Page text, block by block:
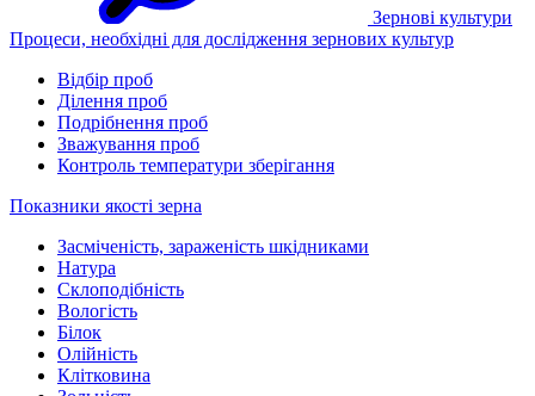
Зернові культури
Процеси, необхідні для дослідження зернових культур
Відбір проб
Ділення проб
Подрібнення проб
Зважування проб
Контроль температури зберігання
Показники якості зерна
Засміченість, зараженість шкідниками
Натура
Склоподібність
Вологість
Білок
Олійність
Клітковина